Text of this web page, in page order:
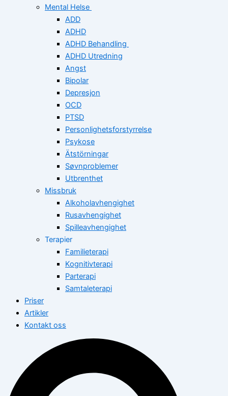
Mental Helse
ADD
ADHD
ADHD Behandling
ADHD Utredning
Angst
Bipolar
Depresjon
OCD
PTSD
Personlighetsforstyrrelse
Psykose
Ätstörningar
Søvnproblemer
Utbrenthet
Missbruk
Alkoholavhengighet
Rusavhengighet
Spilleavhengighet
Terapier
Familieterapi
Kognitivterapi
Parterapi
Samtaleterapi
Priser
Artikler
Kontakt oss